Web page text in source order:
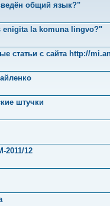
общий язык?"
enigita la komuna lingvo?"
статьи с сайта http://
штучки
2011/12